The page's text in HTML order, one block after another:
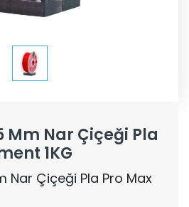
Mm Nar Çiçeği Pla
1KG
Nar Çiçeği Pla Pro Max